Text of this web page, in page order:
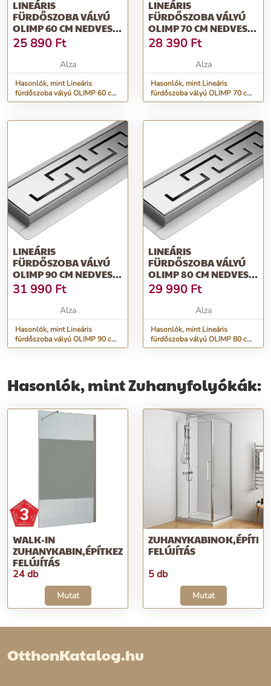
LINEÁRIS
FÜRDŐSZOBA VÁLYÚ
OLIMP 60 CM NEDVES
ÉS SZÁRAZ
25 890 Ft
Alza
Hasonlók, mint Lineáris
fürdőszoba vályú OLIMP 60 cm
nedves és száraz
LINEÁRIS
FÜRDŐSZOBA VÁLYÚ
OLIMP 70 CM NEDVES
ÉS SZÁRAZ
28 390 Ft
Alza
Hasonlók, mint Lineáris
fürdőszoba vályú OLIMP 70 cm
nedves és száraz
LINEÁRIS
FÜRDŐSZOBA VÁLYÚ
OLIMP 90 CM NEDVES
ÉS SZÁRAZ
31 990 Ft
Alza
Hasonlók, mint Lineáris
fürdőszoba vályú OLIMP 90 cm
nedves és száraz
LINEÁRIS
FÜRDŐSZOBA VÁLYÚ
OLIMP 80 CM NEDVES
ÉS SZÁRAZ
29 990 Ft
Alza
Hasonlók, mint Lineáris
fürdőszoba vályú OLIMP 80 cm
nedves és száraz
Hasonlók, mint Zuhanyfolyókák:
WALK-IN
ZUHANYKABIN,ÉPÍTKEZÉS;
FELÚJÍTÁS
24 db
Mutat
FELÚJÍTÁS
5 db
Mutat
OtthonKatalog.hu